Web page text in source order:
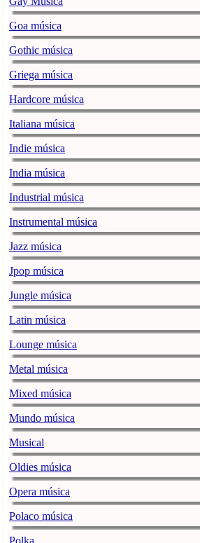
Goa música
Gothic música
Griega música
Hardcore música
Italiana música
Indie música
India música
Industrial música
Instrumental música
Jazz música
Jpop música
Jungle música
Latin música
Lounge música
Metal música
Mixed música
Mundo música
Musical
Oldies música
Opera música
Polaco música
Polka